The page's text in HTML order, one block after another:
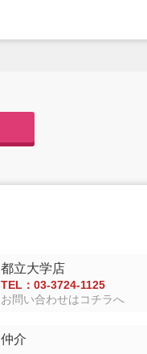
都立大学店
TEL：03-3724-1125
お問い合わせはコチラへ
仲介